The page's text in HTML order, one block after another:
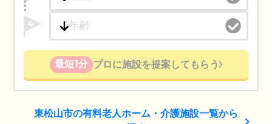
4
最短1分 プロに施設を提案してもらう
東松山市の有料老人ホーム・介護施設一覧から